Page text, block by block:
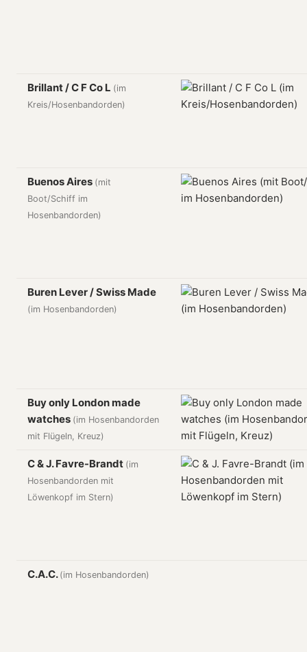
Brillant / C F Co L (im
Kreis/Hosenbandorden)
Buenos Aires (mit
Boot/Schiff im
Hosenbandorden)
Buren Lever / Swiss Made
(im Hosenbandorden)
Buy only London made
watches (im Hosenbandorden
mit Flügeln, Kreuz)
C & J. Favre-Brandt (im
Hosenbandorden mit
Löwenkopf im Stern)
C.A.C. (im Hosenbandorden)